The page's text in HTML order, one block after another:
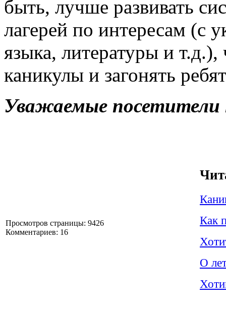
быть, лучше развивать
лагерей по интересам (с
языка, литературы и
каникулы и загонять
Уважаемые посетители
Просмотров страницы: 9426
Комментариев: 16
Как
О